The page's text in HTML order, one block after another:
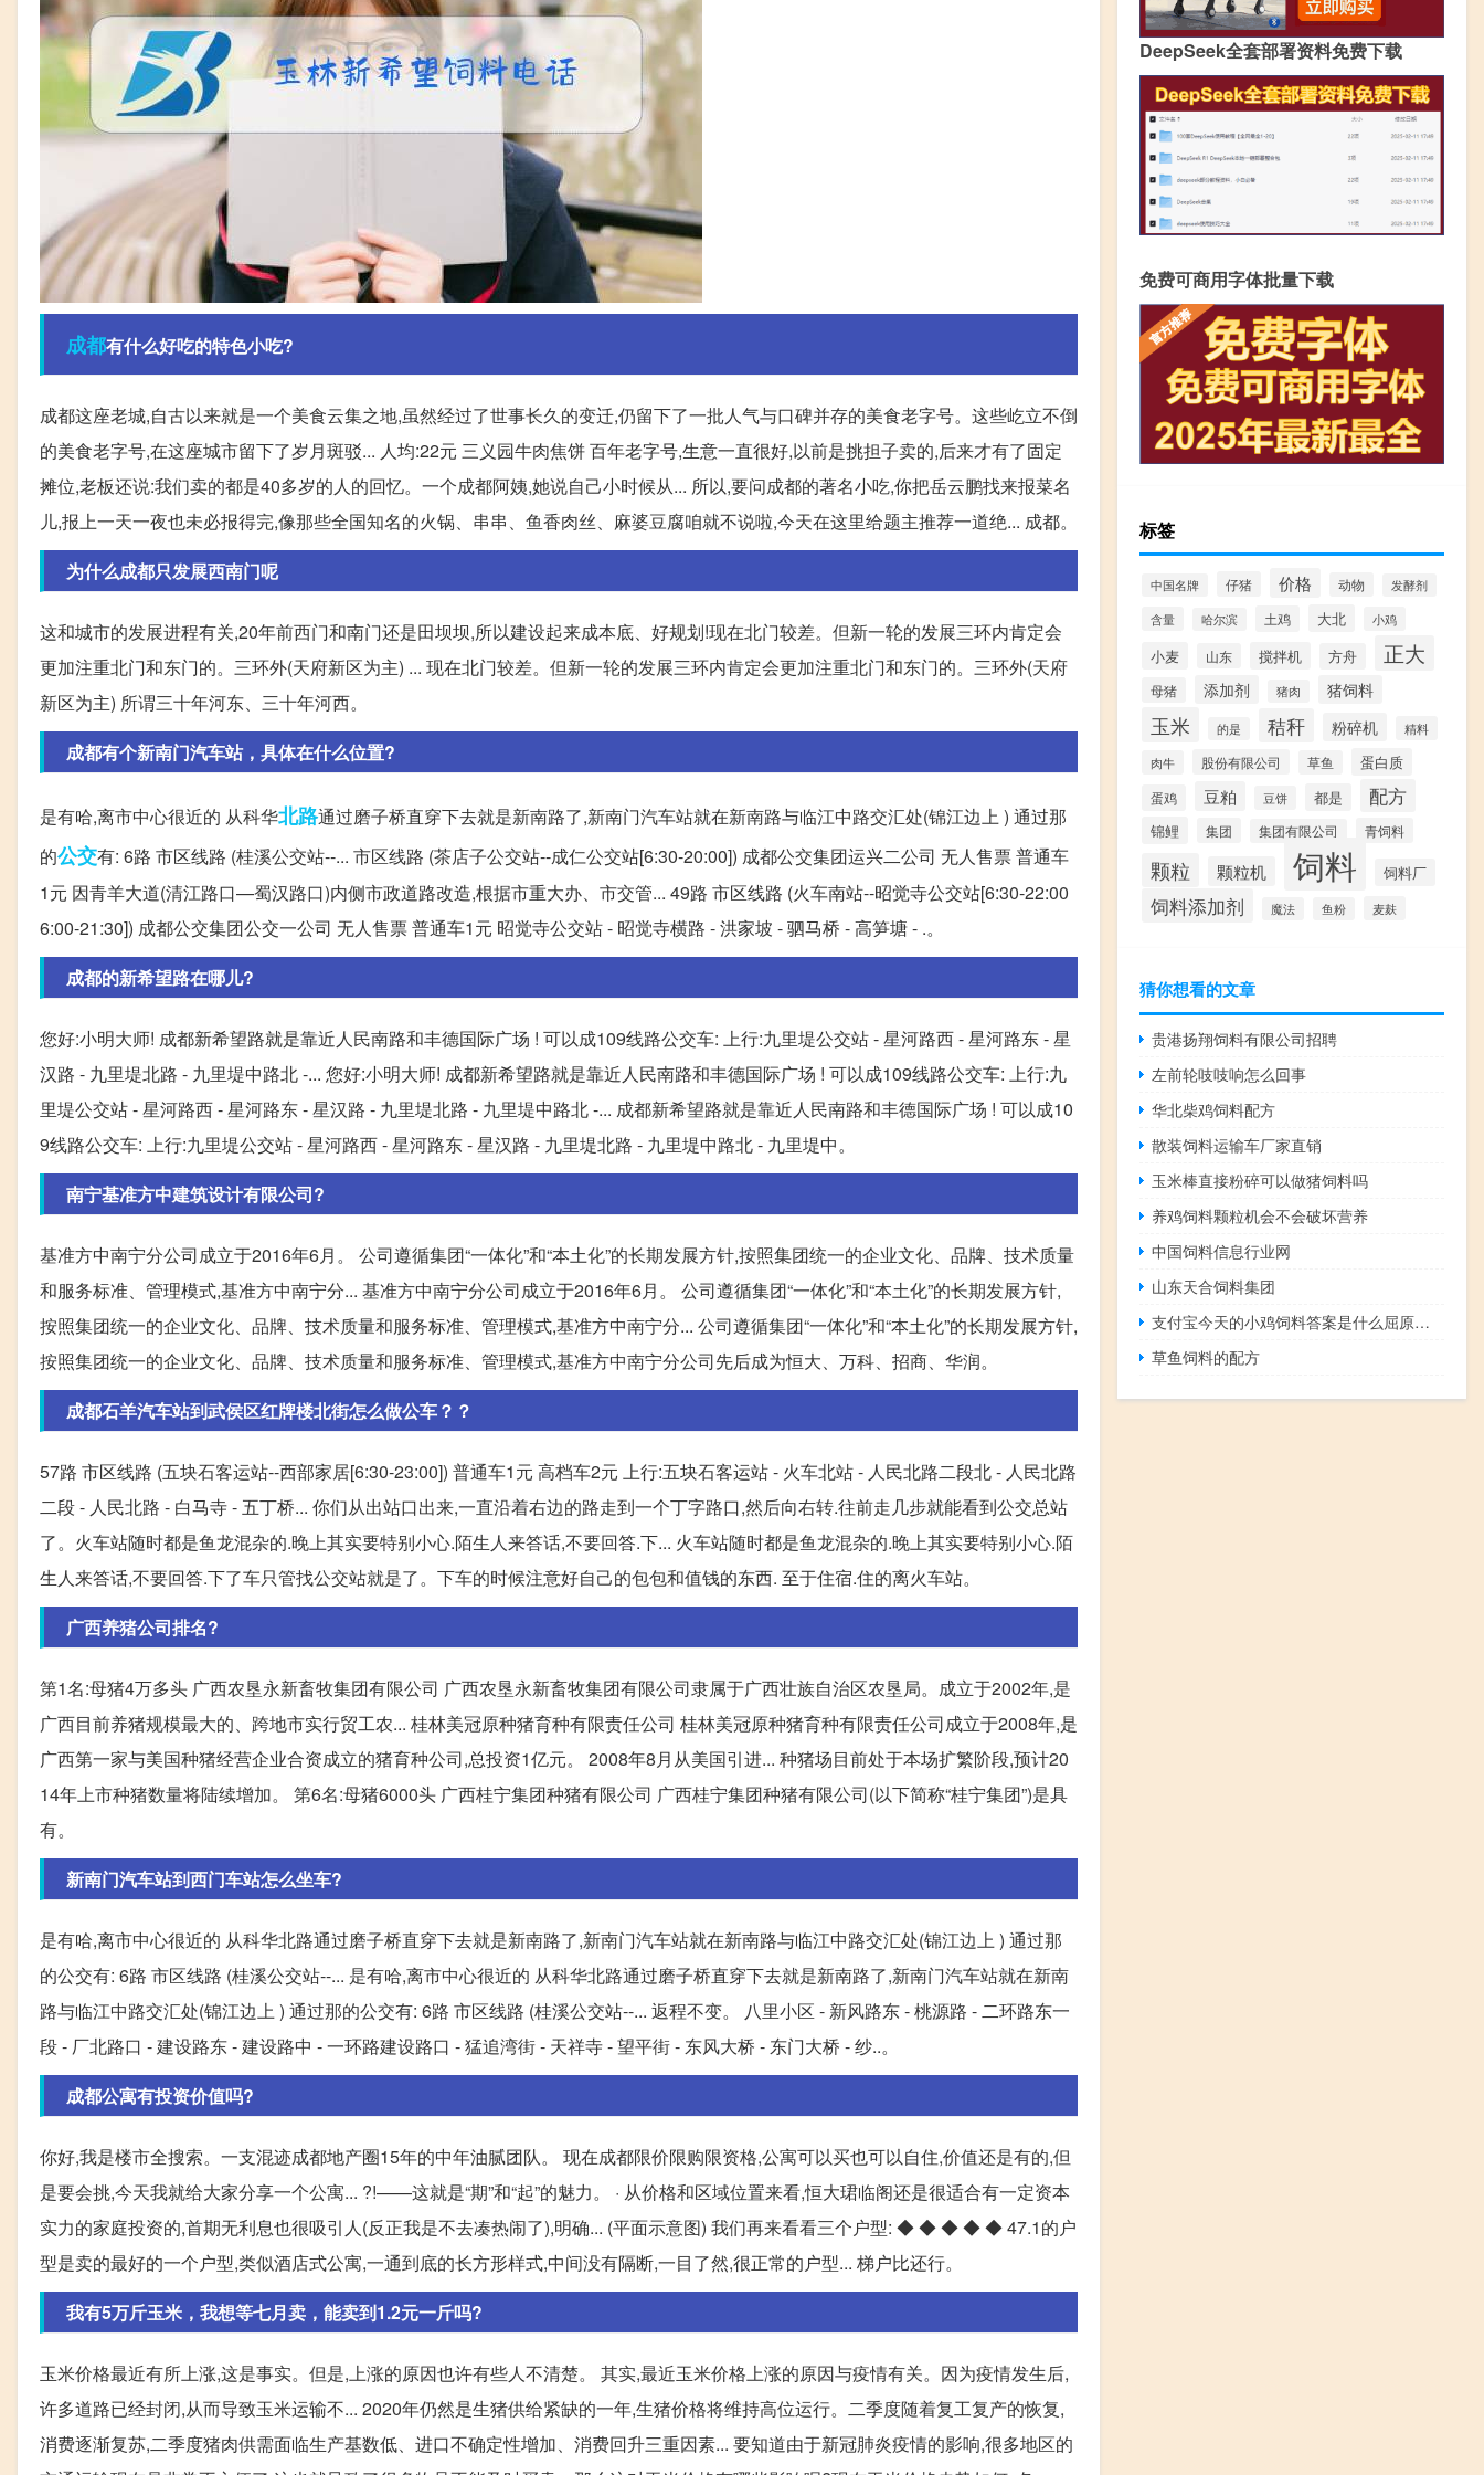
成都有什么好吃的特色小吃?
成都这座老城,自古以来就是一个美食云集之地,虽然经过了世事长久的变迁,仍留下了一批人气与口碑并存的美食老字号。这些屹立不倒
的美食老字号,在这座城市留下了岁月斑驳... 人均:22元 三义园牛肉焦饼 百年老字号,生意一直很好,以前是挑担子卖的,后来才有了固定
摊位,老板还说:我们卖的都是40多岁的人的回忆。一个成都阿姨,她说自己小时候从... 所以,要问成都的著名小吃,你把岳云鹏找来报菜名
儿,报上一天一夜也未必报得完,像那些全国知名的火锅、串串、鱼香肉丝、麻婆豆腐咱就不说啦,今天在这里给题主推荐一道绝... 成都。
为什么成都只发展西南门呢
这和城市的发展进程有关,20年前西门和南门还是田坝坝,所以建设起来成本底、好规划!现在北门较差。但新一轮的发展三环内肯定会
更加注重北门和东门的。三环外(天府新区为主) ... 现在北门较差。但新一轮的发展三环内肯定会更加注重北门和东门的。三环外(天府
新区为主) 所谓三十年河东、三十年河西。
成都有个新南门汽车站，具体在什么位置?
是有哈,离市中心很近的 从科华北路通过磨子桥直穿下去就是新南路了,新南门汽车站就在新南路与临江中路交汇处(锦江边上 ) 通过那
的公交有: 6路 市区线路 (桂溪公交站--... 市区线路 (茶店子公交站--成仁公交站[6:30-20:00]) 成都公交集团运兴二公司 无人售票 普通车
1元 因青羊大道(清江路口—蜀汉路口)内侧市政道路改造,根据市重大办、市交管... 49路 市区线路 (火车南站--昭觉寺公交站[6:30-22:00
6:00-21:30]) 成都公交集团公交一公司 无人售票 普通车1元 昭觉寺公交站 - 昭觉寺横路 - 洪家坡 - 驷马桥 - 高笋塘 - .。
成都的新希望路在哪儿?
您好:小明大师! 成都新希望路就是靠近人民南路和丰德国际广场 ! 可以成109线路公交车: 上行:九里堤公交站 - 星河路西 - 星河路东 - 星
汉路 - 九里堤北路 - 九里堤中路北 -... 您好:小明大师! 成都新希望路就是靠近人民南路和丰德国际广场 ! 可以成109线路公交车: 上行:九
里堤公交站 - 星河路西 - 星河路东 - 星汉路 - 九里堤北路 - 九里堤中路北 -... 成都新希望路就是靠近人民南路和丰德国际广场 ! 可以成10
9线路公交车: 上行:九里堤公交站 - 星河路西 - 星河路东 - 星汉路 - 九里堤北路 - 九里堤中路北 - 九里堤中。
南宁基准方中建筑设计有限公司?
基准方中南宁分公司成立于2016年6月。 公司遵循集团“一体化”和“本土化”的长期发展方针,按照集团统一的企业文化、品牌、技术质量
和服务标准、管理模式,基准方中南宁分... 基准方中南宁分公司成立于2016年6月。 公司遵循集团“一体化”和“本土化”的长期发展方针,
按照集团统一的企业文化、品牌、技术质量和服务标准、管理模式,基准方中南宁分... 公司遵循集团“一体化”和“本土化”的长期发展方针,
按照集团统一的企业文化、品牌、技术质量和服务标准、管理模式,基准方中南宁分公司先后成为恒大、万科、招商、华润。
成都石羊汽车站到武侯区红牌楼北街怎么做公车？？
57路 市区线路 (五块石客运站--西部家居[6:30-23:00]) 普通车1元 高档车2元 上行:五块石客运站 - 火车北站 - 人民北路二段北 - 人民北路
二段 - 人民北路 - 白马寺 - 五丁桥... 你们从出站口出来,一直沿着右边的路走到一个丁字路口,然后向右转.往前走几步就能看到公交总站
了。火车站随时都是鱼龙混杂的.晚上其实要特别小心.陌生人来答话,不要回答.下... 火车站随时都是鱼龙混杂的.晚上其实要特别小心.陌
生人来答话,不要回答.下了车只管找公交站就是了。下车的时候注意好自己的包包和值钱的东西. 至于住宿.住的离火车站。
广西养猪公司排名?
第1名:母猪4万多头 广西农垦永新畜牧集团有限公司 广西农垦永新畜牧集团有限公司隶属于广西壮族自治区农垦局。成立于2002年,是
广西目前养猪规模最大的、跨地市实行贸工农... 桂林美冠原种猪育种有限责任公司 桂林美冠原种猪育种有限责任公司成立于2008年,是
广西第一家与美国种猪经营企业合资成立的猪育种公司,总投资1亿元。 2008年8月从美国引进... 种猪场目前处于本场扩繁阶段,预计20
14年上市种猪数量将陆续增加。 第6名:母猪6000头 广西桂宁集团种猪有限公司 广西桂宁集团种猪有限公司(以下简称“桂宁集团”)是具
有。
新南门汽车站到西门车站怎么坐车?
是有哈,离市中心很近的 从科华北路通过磨子桥直穿下去就是新南路了,新南门汽车站就在新南路与临江中路交汇处(锦江边上 ) 通过那
的公交有: 6路 市区线路 (桂溪公交站--... 是有哈,离市中心很近的 从科华北路通过磨子桥直穿下去就是新南路了,新南门汽车站就在新南
路与临江中路交汇处(锦江边上 ) 通过那的公交有: 6路 市区线路 (桂溪公交站--... 返程不变。 八里小区 - 新风路东 - 桃源路 - 二环路东一
段 - 厂北路口 - 建设路东 - 建设路中 - 一环路建设路口 - 猛追湾街 - 天祥寺 - 望平街 - 东风大桥 - 东门大桥 - 纱..。
成都公寓有投资价值吗?
你好,我是楼市全搜索。一支混迹成都地产圈15年的中年油腻团队。 现在成都限价限购限资格,公寓可以买也可以自住,价值还是有的,但
是要会挑,今天我就给大家分享一个公寓... ?!——这就是“期”和“起”的魅力。 · 从价格和区域位置来看,恒大珺临阁还是很适合有一定资本
实力的家庭投资的,首期无利息也很吸引人(反正我是不去凑热闹了),明确... (平面示意图) 我们再来看看三个户型: ◆ ◆ ◆ ◆ ◆ 47.1的户
型是卖的最好的一个户型,类似酒店式公寓,一通到底的长方形样式,中间没有隔断,一目了然,很正常的户型... 梯户比还行。
我有5万斤玉米，我想等七月卖，能卖到1.2元一斤吗?
玉米价格最近有所上涨,这是事实。但是,上涨的原因也许有些人不清楚。 其实,最近玉米价格上涨的原因与疫情有关。因为疫情发生后,
许多道路已经封闭,从而导致玉米运输不... 2020年仍然是生猪供给紧缺的一年,生猪价格将维持高位运行。二季度随着复工复产的恢复,
消费逐渐复苏,二季度猪肉供需面临生产基数低、进口不确定性增加、消费回升三重因素... 要知道由于新冠肺炎疫情的影响,很多地区的
DeepSeek全套部署资料免费下载
免费可商用字体批量下载
标签
中国名牌 仔猪 价格 动物 发酵剂
含量 哈尔滨 土鸡 大北 小鸡
小麦 山东 搅拌机 方舟 正大
母猪 添加剂 猪肉 猪饲料
玉米 的是 秸秆 粉碎机
精料
肉牛
股份有限公司 草鱼 蛋白质
蛋鸡 豆粕 豆饼 都是 配方
锦鲤 集团 集团有限公司 青饲料
颗粒 颗粒机 饲料 饲料厂
饲料添加剂 魔法 鱼粉 麦麸
猜你想看的文章
贵港扬翔饲料有限公司招聘
左前轮吱吱响怎么回事
华北柴鸡饲料配方
散装饲料运输车厂家直销
玉米棒直接粉碎可以做猪饲料吗
养鸡饲料颗粒机会不会破坏营养
中国饲料信息行业网
山东天合饲料集团
支付宝今天的小鸡饲料答案是什么屈原原名姓?
草鱼饲料的配方